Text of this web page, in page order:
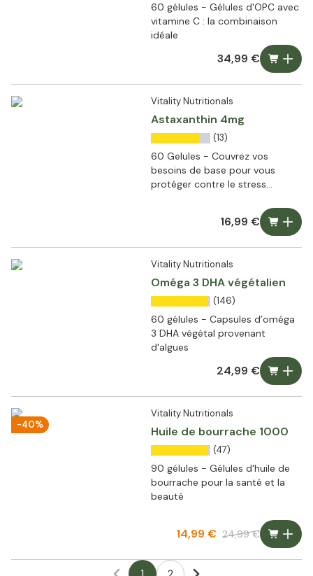
60 gélules - Gélules d'OPC avec
vitamine C : la combinaison
idéale
34,99 €
Vitality Nutritionals
Astaxanthin 4mg
(13)
60 Gelules - Couvrez vos
besoins de base pour vous
protéger contre le stress
16,99 €
Vitality Nutritionals
Oméga 3 DHA végétalien
(146)
60 gélules - Capsules d’oméga
3 DHA végétal provenant
d'algues
24,99 €
-40%
Vitality Nutritionals
Huile de bourrache 1000
(47)
90 gélules - Gélules d'huile de
bourrache pour la santé et la
beauté
14,99 € 24,99 €